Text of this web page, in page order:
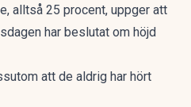
alltså 25 procent, uppger att
har beslutat om höjd
att de aldrig har hört